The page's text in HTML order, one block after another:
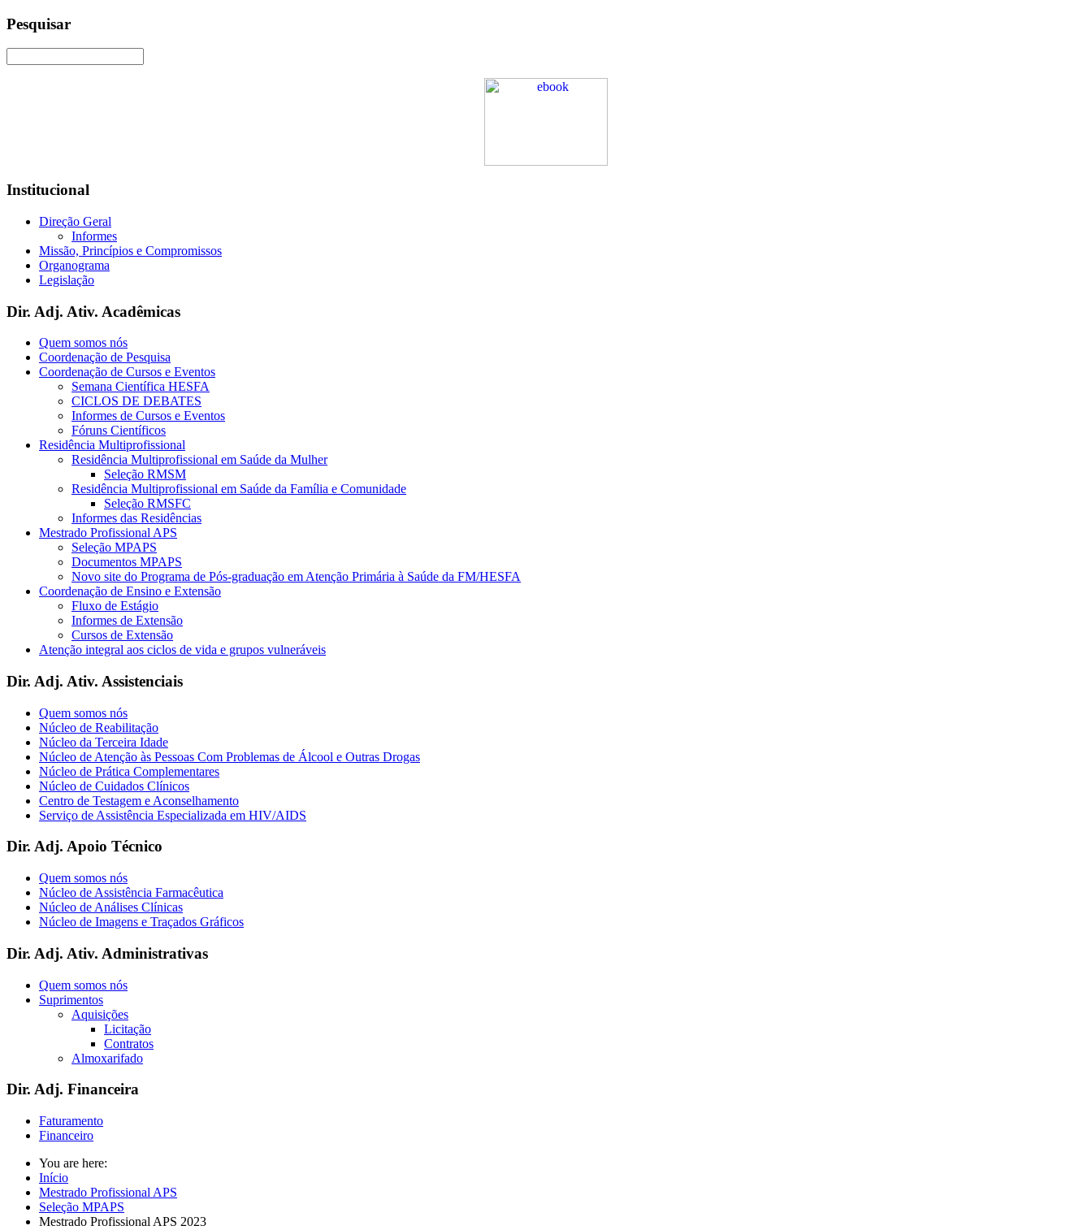
Pesquisar
Institucional
Direção Geral
Informes
Missão, Princípios e Compromissos
Organograma
Legislação
Dir. Adj. Ativ. Acadêmicas
Quem somos nós
Coordenação de Pesquisa
Coordenação de Cursos e Eventos
Semana Científica HESFA
CICLOS DE DEBATES
Informes de Cursos e Eventos
Fóruns Científicos
Residência Multiprofissional
Residência Multiprofissional em Saúde da Mulher
Seleção RMSM
Residência Multiprofissional em Saúde da Família e Comunidade
Seleção RMSFC
Informes das Residências
Mestrado Profissional APS
Seleção MPAPS
Documentos MPAPS
Novo site do Programa de Pós-graduação em Atenção Primária à Saúde da FM/HESFA
Coordenação de Ensino e Extensão
Fluxo de Estágio
Informes de Extensão
Cursos de Extensão
Atenção integral aos ciclos de vida e grupos vulneráveis
Dir. Adj. Ativ. Assistenciais
Quem somos nós
Núcleo de Reabilitação
Núcleo da Terceira Idade
Núcleo de Atenção às Pessoas Com Problemas de Álcool e Outras Drogas
Núcleo de Prática Complementares
Núcleo de Cuidados Clínicos
Centro de Testagem e Aconselhamento
Serviço de Assistência Especializada em HIV/AIDS
Dir. Adj. Apoio Técnico
Quem somos nós
Núcleo de Assistência Farmacêutica
Núcleo de Análises Clínicas
Núcleo de Imagens e Traçados Gráficos
Dir. Adj. Ativ. Administrativas
Quem somos nós
Suprimentos
Aquisições
Licitação
Contratos
Almoxarifado
Dir. Adj. Financeira
Faturamento
Financeiro
You are here:
Início
Mestrado Profissional APS
Seleção MPAPS
Mestrado Profissional APS 2023